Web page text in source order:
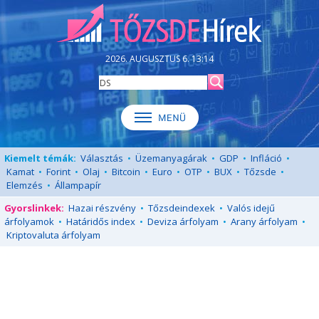
2026. AUGUSZTUS 6. 13:14
Kiemelt témák: Választás • Üzemanyagárak • GDP • Infláció •
Kamat • Forint • Olaj • Bitcoin • Euro • OTP • BUX • Tőzsde •
Elemzés • Állampapír
Gyorslinkek: Hazai részvény • Tőzsdeindexek • Valós idejű
árfolyamok • Határidős index • Deviza árfolyam • Arany árfolyam •
Kriptovaluta árfolyam